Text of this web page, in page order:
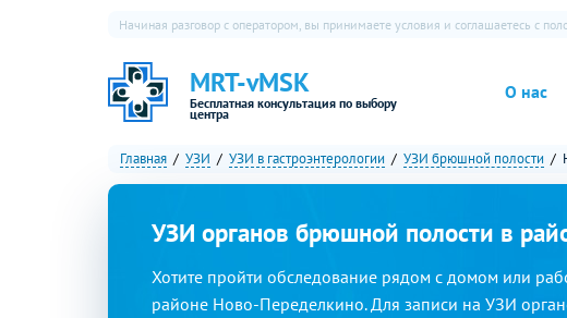
MRT-vMSK
Бесплатная консультация по выбору
центра
О нас
Начиная разговор с оператором, вы принимаете условия и соглашаетесь с
Главная УЗИ УЗИ в гастроэнтерологии УЗИ брюшной полости
УЗИ органов брюшной полости в
Хотите пройти обследование рядом с домом или
районе Ново-Переделкино. Для записи на УЗИ